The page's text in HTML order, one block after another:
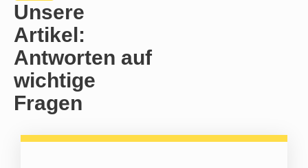
Unsere
Artikel:
Antworten auf
wichtige
Fragen